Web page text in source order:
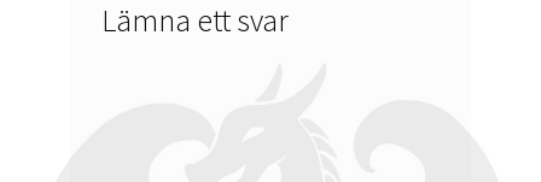
Lämna ett svar